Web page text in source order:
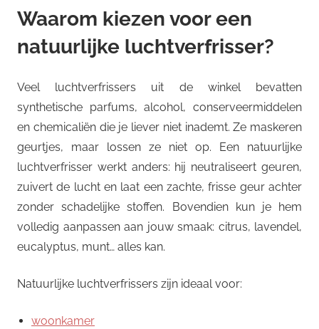
Waarom kiezen voor een
natuurlijke luchtverfrisser?
Veel luchtverfrissers uit de winkel bevatten
synthetische parfums, alcohol, conserveermiddelen
en chemicaliën die je liever niet inademt. Ze maskeren
geurtjes, maar lossen ze niet op. Een natuurlijke
luchtverfrisser werkt anders: hij neutraliseert geuren,
zuivert de lucht en laat een zachte, frisse geur achter
zonder schadelijke stoffen. Bovendien kun je hem
volledig aanpassen aan jouw smaak: citrus, lavendel,
eucalyptus, munt… alles kan.
Natuurlijke luchtverfrissers zijn ideaal voor:
woonkamer